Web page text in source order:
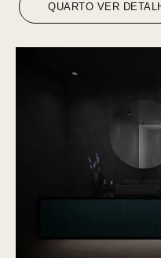
QUARTO VER